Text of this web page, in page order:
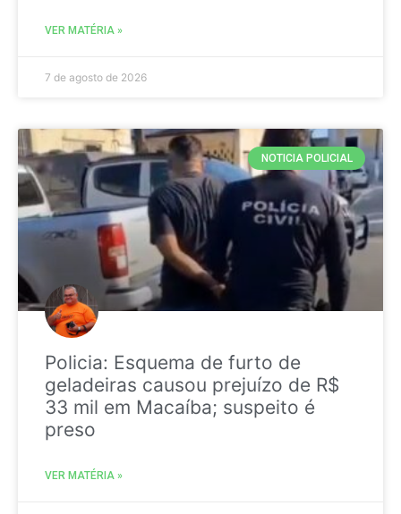
VER MATÉRIA »
7 de agosto de 2026
NOTICIA POLICIAL
Policia: Esquema de furto de
geladeiras causou prejuízo de R$
33 mil em Macaíba; suspeito é
preso
VER MATÉRIA »